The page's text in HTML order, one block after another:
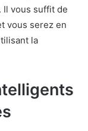
Il vous suffit de
vous serez en
la